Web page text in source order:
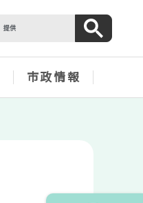
市政情報